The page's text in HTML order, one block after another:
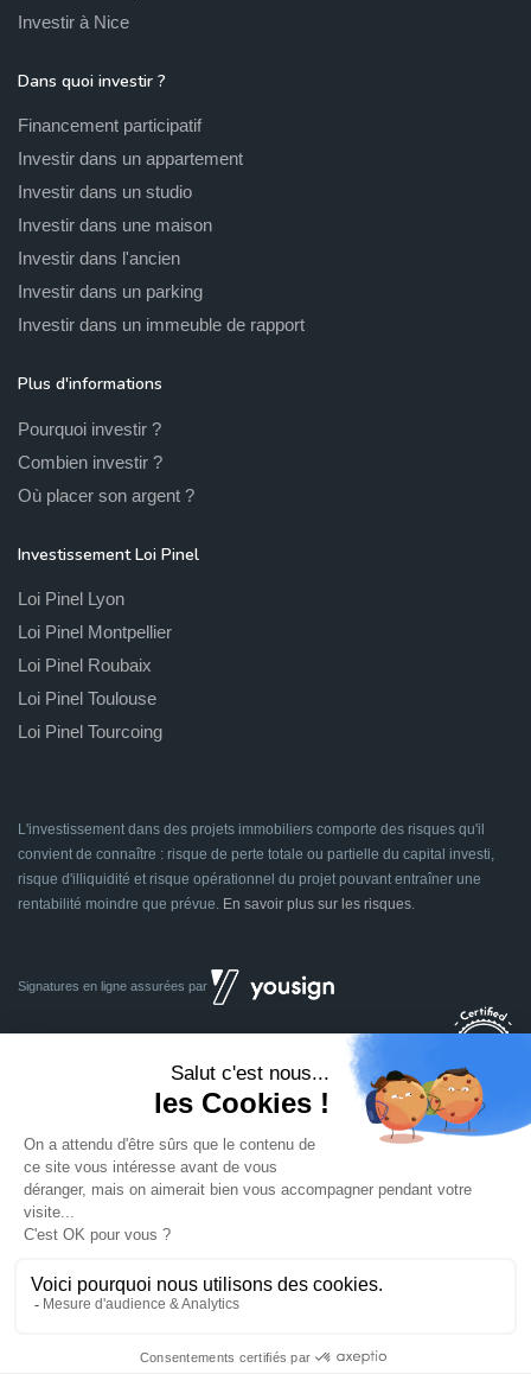
Investir à Nice
Dans quoi investir ?
Financement participatif
Investir dans un appartement
Investir dans un studio
Investir dans une maison
Investir dans l'ancien
Investir dans un parking
Investir dans un immeuble de rapport
Plus d'informations
Pourquoi investir ?
Combien investir ?
Où placer son argent ?
Investissement Loi Pinel
Loi Pinel Lyon
Loi Pinel Montpellier
Loi Pinel Roubaix
Loi Pinel Toulouse
Loi Pinel Tourcoing
L'investissement dans des projets immobiliers comporte des risques qu'il
convient de connaître : risque de perte totale ou partielle du capital investi,
risque d'illiquidité et risque opérationnel du projet pouvant entraîner une
rentabilité moindre que prévue. En savoir plus sur les risques
Signatures en ligne assurées par
Dividom.com Tous droits réservés 2014 - 2026
Mentions légales
Mettre à jour les préférences des cookies